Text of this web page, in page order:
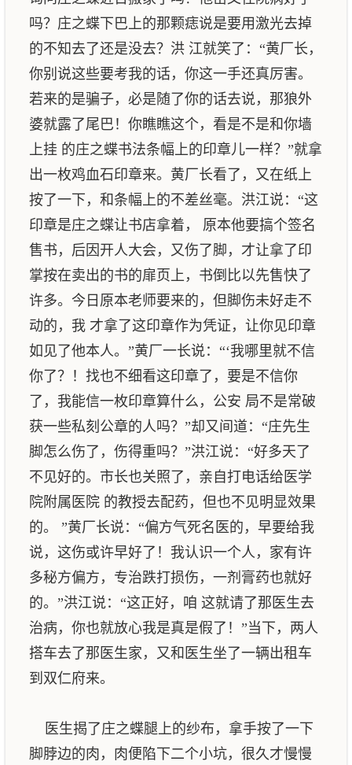
吗？庄之蝶下巴上的那颗痣说是要用激光去掉
的不知去了还是没去？洪 江就笑了：“黄厂长，
你别说这些要考我的话，你这一手还真厉害。
若来的是骗子，必是随了你的话去说，那狼外
婆就露了尾巴！你瞧瞧这个，看是不是和你墙
上挂 的庄之蝶书法条幅上的印章儿一样？”就拿
出一枚鸡血石印章来。黄厂长看了，又在纸上
按了一下，和条幅上的不差丝毫。洪江说：“这
印章是庄之蝶让书店拿着， 原本他要搞个签名
售书，后因开人大会，又伤了脚，才让拿了印
掌按在卖出的书的扉页上，书倒比以先售快了
许多。今日原本老师要来的，但脚伤未好走不
动的，我 才拿了这印章作为凭证，让你见印章
如见了他本人。”黄厂一长说：“‘我哪里就不信
你了？！找也不细看这印章了，要是不信你
了，我能信一枚印章算什么，公安 局不是常破
获一些私刻公章的人吗？”却又间道：“庄先生
脚怎么伤了，伤得重吗？”洪江说：“好多天了
不见好的。市长也关照了，亲自打电话给医学
院附属医院 的教授去配药，但也不见明显效果
的。 ”黄厂长说：“偏方气死名医的，早要给我
说，这伤或许早好了！我认识一个人，家有许
多秘方偏方，专治跌打损伤，一剂膏药也就好
的。”洪江说：“这正好，咱 这就请了那医生去
治病，你也就放心我是真是假了！”当下，两人
搭车去了那医生家，又和医生坐了一辆出租车
到双仁府来。
医生揭了庄之蝶腿上的纱布，拿手按了一下
脚脖边的肉，肉便陷下二个小坑，很久才慢慢